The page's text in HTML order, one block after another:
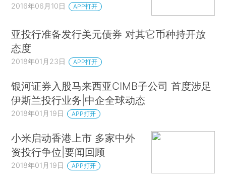
2016年06月10日 APP打开
亚投行准备发行美元债券 对其它币种持开放
态度
2018年01月23日 APP打开
银河证券入股马来西亚CIMB子公司 首度涉足
伊斯兰投行业务|中企全球动态
2018年01月19日 APP打开
小米启动香港上市 多家中外
资投行争位|要闻回顾
2018年01月19日 APP打开